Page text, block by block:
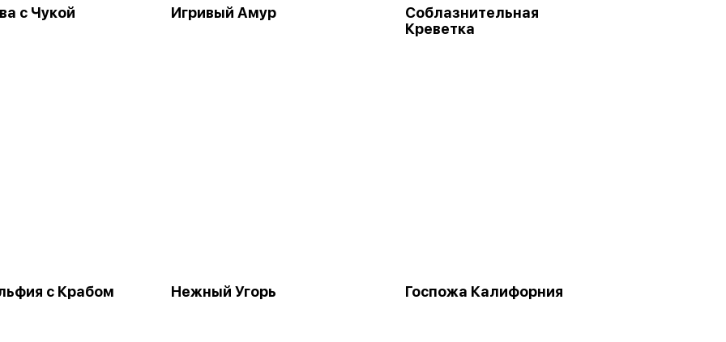
с Чукой Игривый Амур
Соблазнительная
Креветка
с Крабом Нежный Угорь Госпожа Калифорния